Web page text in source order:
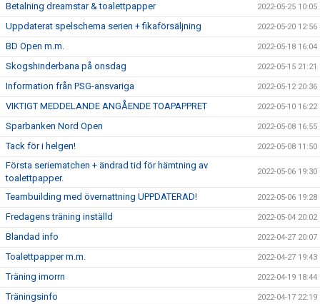
Betalning dreamstar & toalettpapper 2022-05-25 10:05
Uppdaterat spelschema serien + fikaförsäljning 2022-05-20 12:56
BD Open m.m. 2022-05-18 16:04
Skogshinderbana på onsdag 2022-05-15 21:21
Information från PSG-ansvariga 2022-05-12 20:36
VIKTIGT MEDDELANDE ANGÅENDE TOAPAPPRET 2022-05-10 16:22
Sparbanken Nord Open 2022-05-08 16:55
Tack för i helgen! 2022-05-08 11:50
Första seriematchen + ändrad tid för hämtning av
toalettpapper.
2022-05-06 19:30
Teambuilding med övernattning UPPDATERAD! 2022-05-06 19:28
Fredagens träning inställd 2022-05-04 20:02
Blandad info 2022-04-27 20:07
Toalettpapper m.m. 2022-04-27 19:43
Träning imorrn 2022-04-19 18:44
Träningsinfo 2022-04-17 22:19